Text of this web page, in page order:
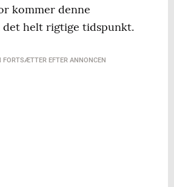
kommer denne
det helt rigtige tidspunkt.
FORTSÆTTER EFTER ANNONCEN